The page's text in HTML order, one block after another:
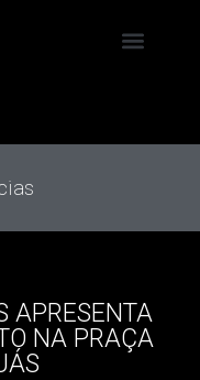
APRESENTA
NA PRAÇA